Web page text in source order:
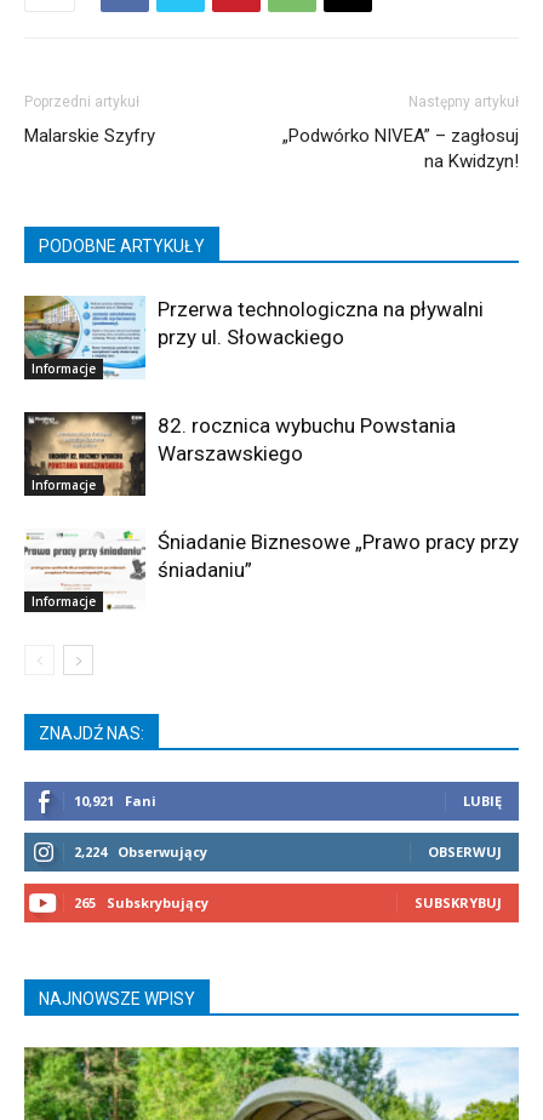
Poprzedni artykuł
Malarskie Szyfry
Następny artykuł
„Podwórko NIVEA” – zagłosuj
na Kwidzyn!
PODOBNE ARTYKUŁY
Informacje
Przerwa technologiczna na pływalni
przy ul. Słowackiego
Informacje
82. rocznica wybuchu Powstania
Warszawskiego
Informacje
Śniadanie Biznesowe „Prawo pracy przy
śniadaniu”
ZNAJDŹ NAS:
10,921 Fani LUBIĘ
2,224 Obserwujący OBSERWUJ
265 Subskrybujący SUBSKRYBUJ
NAJNOWSZE WPISY